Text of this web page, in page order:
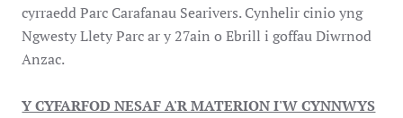
cyrraedd Parc Carafanau Searivers. Cynhelir cinio yng
Ngwesty Llety Parc ar y 27ain o Ebrill i goffau Diwrnod
Anzac.
Y CYFARFOD NESAF A'R MATERION I'W CYNNWYS